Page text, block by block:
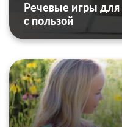
Речевые игры
с пользой